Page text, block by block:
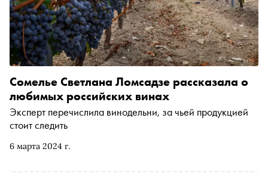
6 марта 2024 г.
Сомелье Светлана Ломсадзе рассказала о
любимых российских винах
Эксперт перечислила винодельни, за чьей продукцией
стоит следить